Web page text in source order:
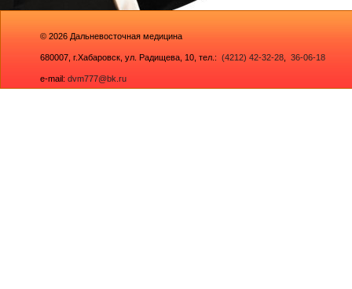
© 2026 Дальневосточная медицина
680007, г.Хабаровск, ул. Радищева, 10 , тел.: (4212) 42-32-28 36-06-18
e-mail: dvm777@bk.ru